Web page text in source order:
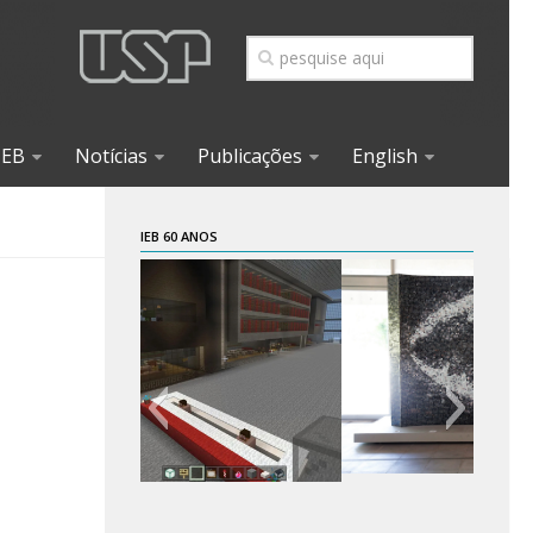
Notícias Publicações English
IEB 60 ANOS